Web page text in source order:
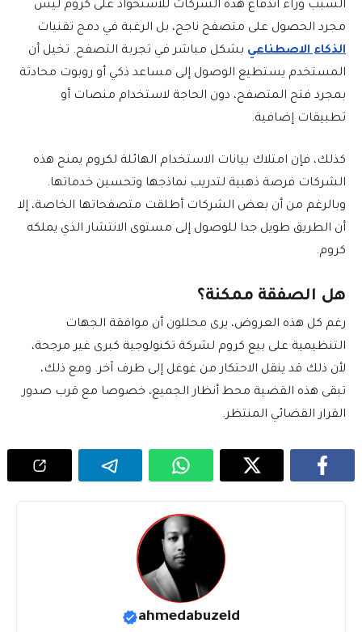
السبب وراء اندفاع هذه الشركات للاستحواذ على كروم ليس
مجرد الحصول على متصفح ناجح، بل الرغبة في دمج تقنيات
الذكاء الاصطناعي بشكل مباشر في تجربة التصفح. تخيل أن
المستخدم يستطيع الوصول إلى مساعد ذكي أو روبوت محادثة
بمجرد فتح المتصفح، دون الحاجة لاستخدام منصات أو
تطبيقات إضافية.
كذلك، فإن امتلاك بيانات الاستخدام الهائلة لكروم يمنح هذه
الشركات فرصة ذهبية لتدريب نماذجها وتحسين خدماتها.
وبالرغم من أن بعض الشركات أطلقت متصفحاتها الخاصة، إلا
أن الطريق طويل جدا للوصول إلى مستوى الانتشار الذي يملكه
كروم.
هل الصفقة ممكنة؟
رغم كل هذه العروض، يرى محللون أن موافقة الجهات
التنظيمية على بيع كروم لشركة تكنولوجية كبرى غير مرجحة،
لأن ذلك قد ينقل الاحتكار من غوغل إلى طرف آخر. ومع ذلك،
تبقى هذه القضية محط أنظار الجميع، خصوصا مع قرب صدور
القرار القضائي المنتظر.
ahmedabuzeid